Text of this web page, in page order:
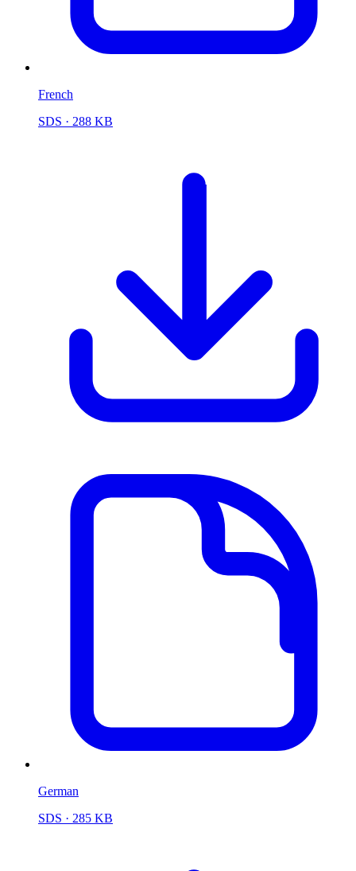
French
SDS · 288 KB
German
SDS · 285 KB